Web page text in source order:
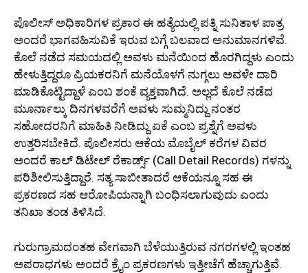
ಪೊಲೀಸ್ ಅಧಿಕಾರಿಗಳ ಪ್ರಕಾರ ಈ ಹತ್ಯೆಯಲ್ಲಿ ಪತ್ನಿ ಸುನಿತಾಳ ಪಾತ್ರ
ಅಂದರೆ ಭಾಗವಹಿಸುವಿಕೆ ಇರುವ ಬಗ್ಗೆ ಬಲವಾದ ಅನುಮಾನಗಳಿವೆ.
ಕೊಲೆ ನಡೆದ ಸಮಯದಲ್ಲಿ ಅವಳು ಮನೆಯಿಂದ ಹೊರಗಿದ್ದಳು ಎಂದು
ಹೇಳುತ್ತಿದ್ದರೂ ಪ್ರಿಯಕರನಿಗೆ ಮನೆಯೊಳಗೆ ನುಗ್ಗಲು ಅವಳೇ ದಾರಿ
ಮಾಡಿಕೊಟ್ಟಿದ್ದಾಳೆ ಎಂಬ ಶಂಕೆ ವ್ಯಕ್ತವಾಗಿದೆ. ಅಲ್ಲದೆ ಕೊಲೆ ನಡೆದ
ಮೂರ್ನಾಲ್ಕು ದಿನಗಳವರೆಗೆ ಅವಳು ಸುಮ್ಮನಿದ್ದು ನಂತರ
ಸಹೋದರನಿಗೆ ಮಾಹಿತಿ ನೀಡಿದ್ದು ಏಕೆ ಎಂಬ ಪ್ರಶ್ನೆಗೆ ಅವಳು
ಉತ್ತರಿಸಬೇಕಿದೆ. ಪೊಲೀಸರು ಆಕೆಯ ಮೊಬೈಲ್ ಕರೆಗಳ ವಿವರ
ಅಂದರೆ ಕಾಲ್ ಡಿಟೇಲ್ ರೆಕಾರ್ಡ್ಸ್ (Call Detail Records) ಗಳನ್ನು
ಪರಿಶೀಲಿಸುತ್ತಿದ್ದಾರೆ. ಸತ್ಯ ಸಾಬೀತಾದರೆ ಆಕೆಯನ್ನೂ ಸಹ ಈ
ಪ್ರಕರಣದ ಸಹ ಆರೋಪಿಯನ್ನಾಗಿ ಬಂಧಿಸಲಾಗುವುದು ಎಂದು
ತನಿಖಾ ತಂಡ ತಿಳಿಸಿದೆ.
ಗುರುಗ್ರಾಮದಂತಹ ವೇಗವಾಗಿ ಬೆಳೆಯುತ್ತಿರುವ ನಗರಗಳಲ್ಲಿ ಇಂತಹ
ಅಪರಾಧಗಳು ಅಂದರೆ ಕ್ರೈಂ ಪ್ರಕರಣಗಳು ಇತ್ತೀಚೆಗೆ ಹೆಚ್ಚಾಗುತ್ತಿವೆ.